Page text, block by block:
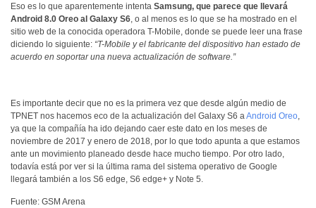
Eso es lo que aparentemente intenta Samsung, que parece que llevará
Android 8.0 Oreo al Galaxy S6, o al menos es lo que se ha mostrado en el
sitio web de la conocida operadora T-Mobile, donde se puede leer una frase
diciendo lo siguiente: “T-Mobile y el fabricante del dispositivo han estado de
acuerdo en soportar una nueva actualización de software.”
Es importante decir que no es la primera vez que desde algún medio de
TPNET nos hacemos eco de la actualización del Galaxy S6 aAndroid Oreo,
ya que la compañía ha ido dejando caer este dato en los meses de
noviembre de 2017 y enero de 2018, por lo que todo apunta a que estamos
ante un movimiento planeado desde hace mucho tiempo. Por otro lado,
todavía está por ver si la última rama del sistema operativo de Google
llegará también a los S6 edge, S6 edge+ y Note 5.
Fuente: GSM Arena